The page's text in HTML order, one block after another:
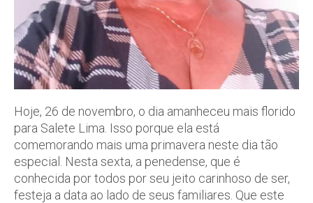
Hoje, 26 de novembro, o dia amanheceu mais florido
para Salete Lima. Isso porque ela está
comemorando mais uma primavera neste dia tão
especial. Nesta sexta, a penedense, que é
conhecida por todos por seu jeito carinhoso de ser,
festeja a data ao lado de seus familiares. Que este